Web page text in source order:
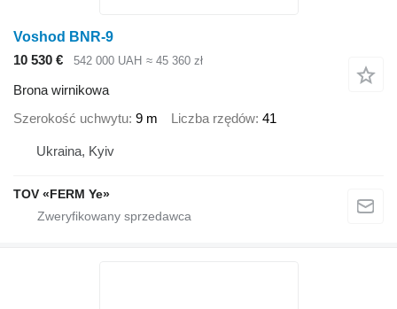
Voshod BNR-9
10 530 €
542 000 UAH ≈ 45 360 zł
Brona wirnikowa
Szerokość uchwytu 9 m Liczba rzędów 41
Ukraina, Kyiv
TOV «FERM Ye»